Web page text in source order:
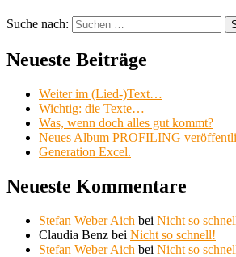
Suche nach:
Neueste Beiträge
Weiter im (Lied-)Text…
Wichtig: die Texte…
Was, wenn doch alles gut kommt?
Neues Album PROFILING
Generation Excel.
Neueste Kommentare
Stefan Weber Aich bei Nicht so
Claudia Benz bei Nicht so schnell!
Stefan Weber Aich bei Nicht so